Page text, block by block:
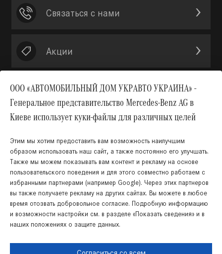
ООО «АВТОМОБИЛЬНЫЙ ДОМ УКРАВТО УКРАИНА» -
Генеральное представительство Mercedes-Benz AG в
Киеве использует куки-файлы для различных целей
Этим мы хотим предоставить вам возможность наилучшим
образом использовать наш сайт, а также постоянно его улучшать.
Также мы можем показывать вам контент и рекламу на основе
пользовательского поведения и для этого совместно работаем с
избранными партнерами (например Google). Через этих партнеров
вы также получаете рекламу на других сайтах. Вы можете в любое
время отозвать добровольное согласие. Подробную информацию
и возможности настройки см. в разделе «Показать сведения» и в
наших положениях о защите данных.
Связаться с нами
Акции
Украинский Русский
Правовая информация
КНОПКА
ЗВ'ЯЗКУ